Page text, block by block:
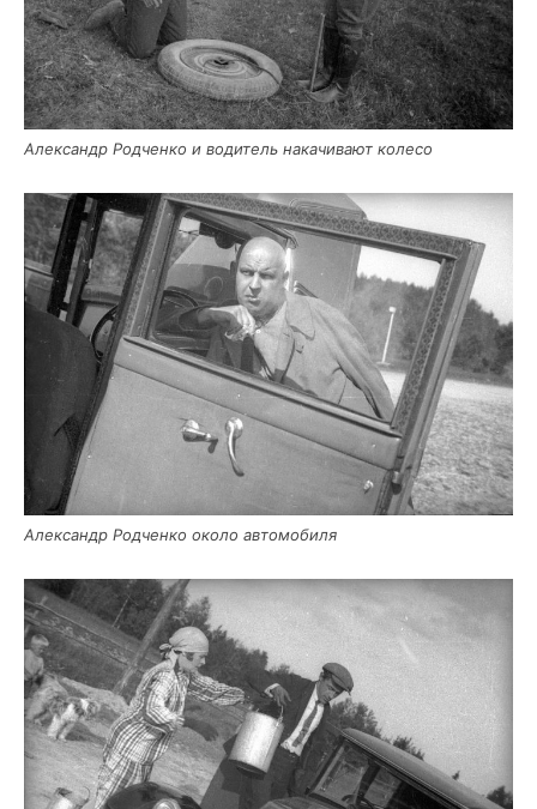
Алек­сандр Род­чен­ко и води­тель нака­чи­ва­ют колесо
Алек­сандр Род­чен­ко око­ло автомобиля